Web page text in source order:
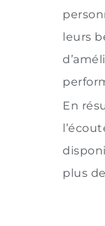
leurs
En
plus